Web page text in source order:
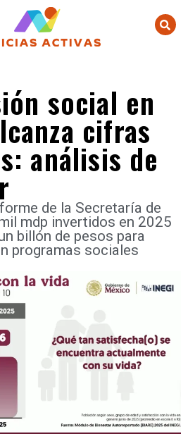
social en
cifras
análisis de
de la Secretaría de
mdp invertidos en 2025
billón de pesos para
programas sociales